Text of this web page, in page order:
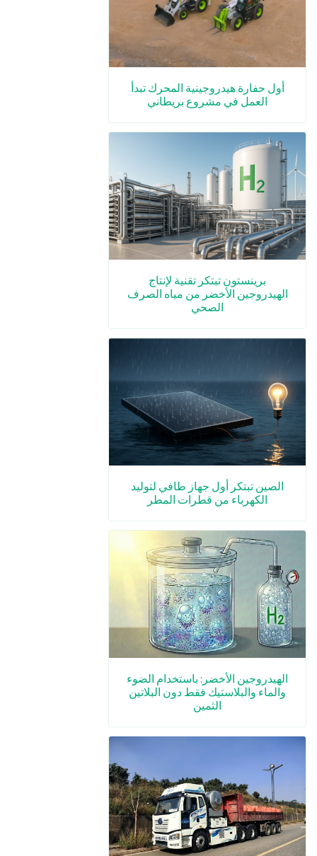
أول حفارة هيدروجينية المحرك تبدأ
العمل في مشروع بريطاني
برينستون تبتكر تقنية لإنتاج
الهيدروجين الأخضر من مياه الصرف
الصحي
الصين تبتكر أول جهاز طافي لتوليد
الكهرباء من قطرات المطر
الهيدروجين الأخضر: باستخدام الضوء
والماء والبلاستيك فقط دون البلاتين
الثمين